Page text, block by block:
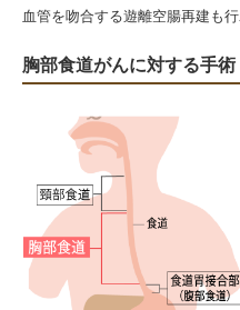
血管を吻合する遊離空腸再建も行
胸部食道がんに対する手術